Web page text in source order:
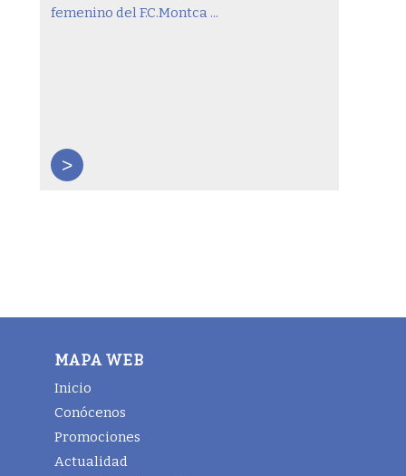
femenino del F.C.Montca ...
>
MAPA WEB
Inicio
Conócenos
Promociones
Actualidad